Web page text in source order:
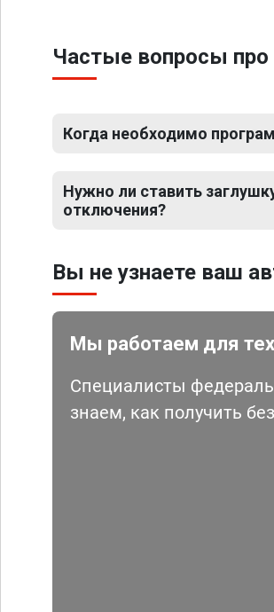
Частые вопросы
Когда необходимо
Нужно ли ставить
отключения?
Вы не узнаете ваш
Мы работаем для
Специалисты
знаем, как получить